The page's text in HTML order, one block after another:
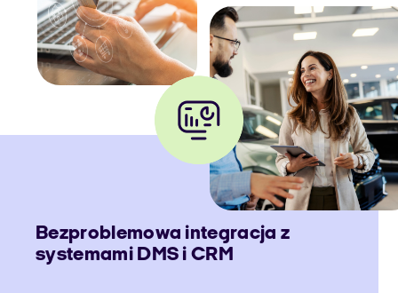
Bezproblemowa integracja z
systemami DMS i CRM